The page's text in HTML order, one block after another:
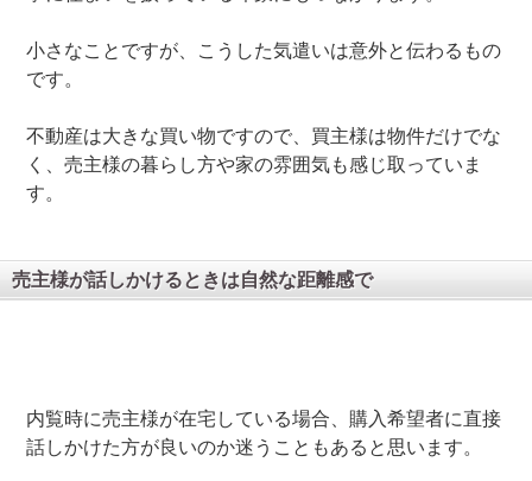
小さなことですが、こうした気遣いは意外と伝わるもの
です。
不動産は大きな買い物ですので、買主様は物件だけでな
く、売主様の暮らし方や家の雰囲気も感じ取っていま
す。
売主様が話しかけるときは自然な距離感で
内覧時に売主様が在宅している場合、購入希望者に直接
話しかけた方が良いのか迷うこともあると思います。